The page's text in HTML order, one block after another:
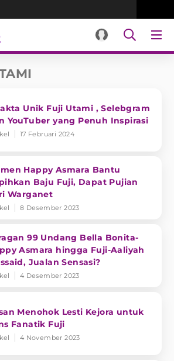
Unik Fuji Utami , Selebgram
YouTuber yang Penuh Inspirasi
17 Februari 2024
Happy Asmara Bantu
Baju Fuji, Dapat Pujian
Warganet
8 Desember 2023
99 Undang Bella Bonita-
Asmara hingga Fuji-Aaliyah
Jualan Sensasi?
4 Desember 2023
Menohok Lesti Kejora untuk
Fanatik Fuji
4 November 2023